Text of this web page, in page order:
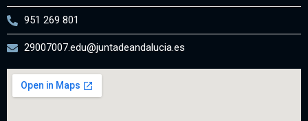
951 269 801
29007007.edu@juntadeandalucia.es